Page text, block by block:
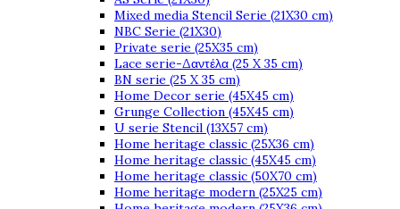
Mixed media Stencil Serie (21X30 cm)
NBC Serie (21X30)
Private serie (25X35 cm)
Lace serie-Δαντέλα (25 X 35 cm)
BN serie (25 X 35 cm)
Home Decor serie (45X45 cm)
Grunge Collection (45X45 cm)
U serie Stencil (13X57 cm)
Home heritage classic (25X36 cm)
Home heritage classic (45X45 cm)
Home heritage classic (50X70 cm)
Home heritage modern (25X25 cm)